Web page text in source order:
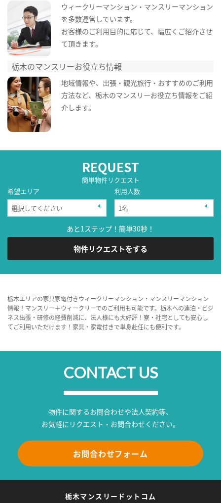
ウィークリーマンション・マンスリーマンション
を多数運営しています。
お客様のご利用目的に応じて、幅広くご紹介させ
て頂きます。
栃木のマンスリーお役立ち情報
地域情報や、出張・観光旅行・おすすめのご利用
方法など、栃木のマンスリーお役立ち情報をご紹
介します。
REQUEST
簡単物件リクエスト
希望エリア
利用人数
あと1ステップ！簡単30秒！
物件リクエストをする
栃木エリアの家具家電付きウィークリーマンション・マンスリーマンション
情報！マンスリー＋ウィークリーでのご利用も可能です。栃木への連泊・ビジ
ネス出張・研修の経費削減に、法人様にも大好評！寮・社宅としても安心し
てご利用いただけます！家具・家電付きで単身赴任にも便利です。
CONTACT US
物件に関するお問合わせや法人契約等、
お気軽にリクエスト・お問合わせください。
お問合わせフォーム
栃木マンスリードットコム